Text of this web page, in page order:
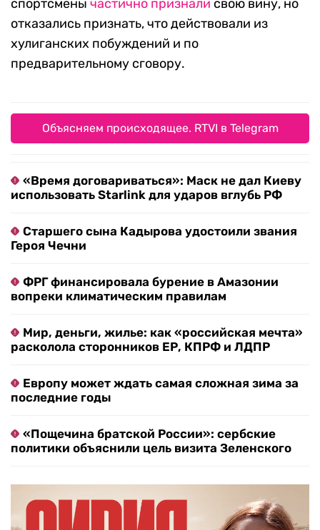
спортсмены частично признали свою вину, но
отказались признать, что действовали из
хулиганских побуждений и по
предварительному сговору.
Объясняем происходящее. RTVI в Telegram
«Время договариваться»: Маск не дал Киеву
использовать Starlink для ударов вглубь РФ
Старшего сына Кадырова удостоили звания
Героя Чечни
ФРГ финансировала бурение в Амазонии
вопреки климатическим правилам
Мир, деньги, жилье: как «российская мечта»
расколола сторонников ЕР, КПРФ и ЛДПР
Европу может ждать самая сложная зима за
последние годы
«Пощечина братской России»: сербские
политики объяснили цель визита Зеленского